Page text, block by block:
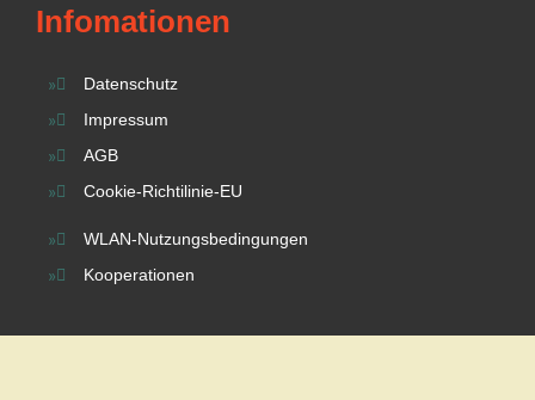
Infomationen
Datenschutz
Impressum
AGB
Cookie-Richtilinie-EU
WLAN-Nutzungsbedingungen
Kooperationen